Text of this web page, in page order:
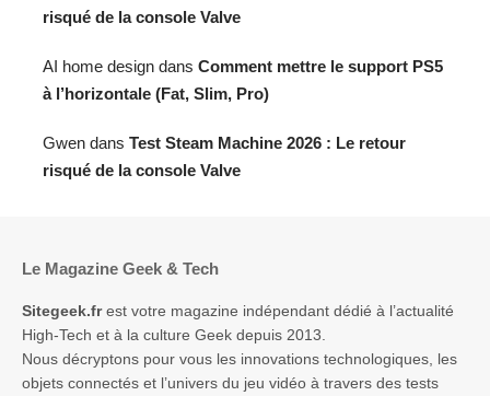
risqué de la console Valve
AI home design dans Comment mettre le support PS5
à l’horizontale (Fat, Slim, Pro)
Gwen dans Test Steam Machine 2026 : Le retour
risqué de la console Valve
Le Magazine Geek & Tech
Sitegeek.frest votre magazine indépendant dédié à l’actualité
High-Tech et à la culture Geek depuis 2013.
Nous décryptons pour vous les innovations technologiques, les
objets connectés et l’univers du jeu vidéo à travers des tests